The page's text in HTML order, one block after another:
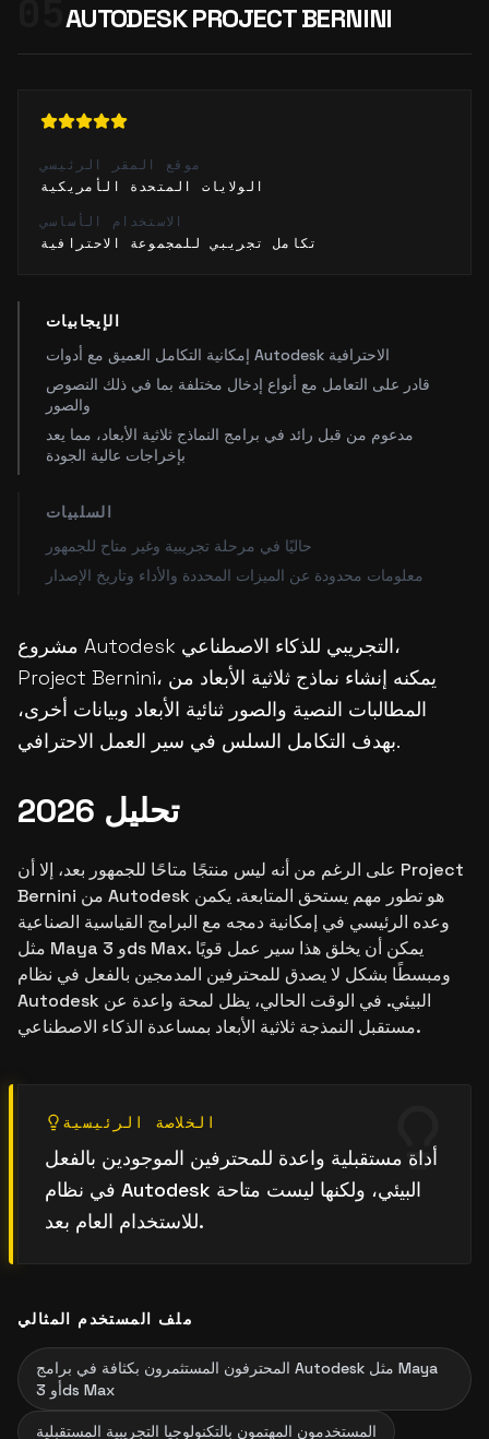
AUTODESK PROJECT BERNINI
موقع المقر الرئيسي
الولايات المتحدة الأمريكية
الاستخدام الأساسي
تكامل تجريبي للمجموعة الاحترافية
الإيجابيات
إمكانية التكامل العميق مع أدوات Autodesk الاحترافية
قادر على التعامل مع أنواع إدخال مختلفة بما في ذلك النصوص
والصور
مدعوم من قبل رائد في برامج النماذج ثلاثية الأبعاد، مما يعد
بإخراجات عالية الجودة
السلبيات
حاليًا في مرحلة تجريبية وغير متاح للجمهور
معلومات محدودة عن الميزات المحددة والأداء وتاريخ الإصدار
مشروع Autodesk التجريبي للذكاء الاصطناعي،
Project Bernini، يمكنه إنشاء نماذج ثلاثية الأبعاد من
المطالبات النصية والصور ثنائية الأبعاد وبيانات أخرى،
بهدف التكامل السلس في سير العمل الاحترافي.
تحليل 2026
على الرغم من أنه ليس منتجًا متاحًا للجمهور بعد، إلا أن Project
Bernini من Autodesk هو تطور مهم يستحق المتابعة. يكمن
وعده الرئيسي في إمكانية دمجه مع البرامج القياسية الصناعية
مثل Maya و 3ds Max. يمكن أن يخلق هذا سير عمل قويًا
ومبسطًا بشكل لا يصدق للمحترفين المدمجين بالفعل في نظام
Autodesk البيئي. في الوقت الحالي، يظل لمحة واعدة عن
مستقبل النمذجة ثلاثية الأبعاد بمساعدة الذكاء الاصطناعي.
الخلاصة الرئيسية
أداة مستقبلية واعدة للمحترفين الموجودين بالفعل
في نظام Autodesk البيئي، ولكنها ليست متاحة
للاستخدام العام بعد.
ملف المستخدم المثالي
المحترفون المستثمرون بكثافة في برامج Autodesk مثل Maya
أو 3ds Max
المستخدمون المهتمون بالتكنولوجيا التجريبية المستقبلية